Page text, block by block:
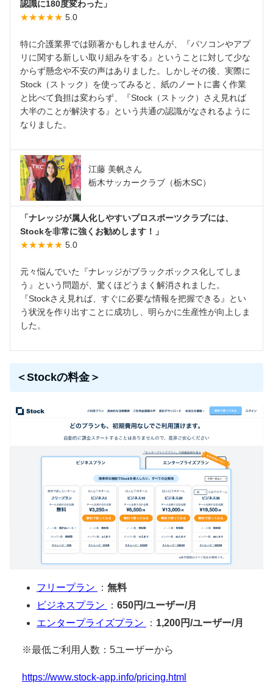
認識に180度変わった」
★★★★★ 5.0
特に介護業界では顕著かもしれませんが、『パソコンやアプ
リに関する新しい取り組みをする』ということに対して少な
からず懸念や不安の声はありました。しかしその後、実際に
Stock（ストック）を使ってみると、紙のノートに書く作業
と比べて負担は変わらず、『Stock（ストック）さえ見れば
大半のことが解決する』という共通の認識がなされるように
なりました。
江藤 美帆さん
栃木サッカークラブ（栃木SC）
「ナレッジが属人化しやすいプロスポーツクラブには、
Stockを非常に強くお勧めします！」
★★★★★ 5.0
元々悩んでいた『ナレッジがブラックボックス化してしま
う』という問題が、驚くほどうまく解消されました。
『Stockさえ見れば、すぐに必要な情報を把握できる』とい
う状況を作り出すことに成功し、明らかに生産性が向上しま
した。
＜Stockの料金＞
フリープラン ： 無料
ビジネスプラン
： 650円/ユーザー/月
エンタープライズプラン
： 1,200円/ユーザー/月
※最低ご利用人数：5ユーザーから
https://www.stock-app.info/pricing.html